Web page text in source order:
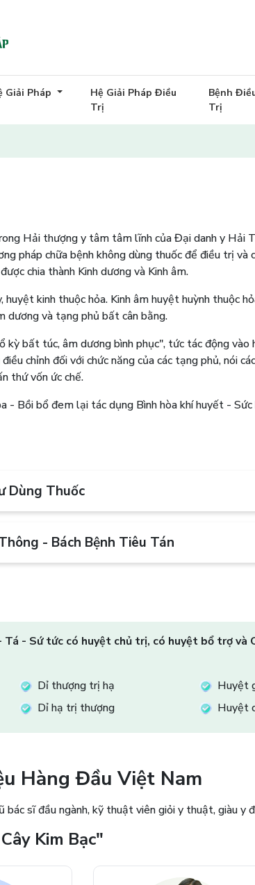
Giải Pháp
Hệ Giải Pháp Điều
Trị
Bệnh
Trị
Hải thượng y tâm tâm lĩnh của Đại danh y Hải
pháp chữa bệnh không dùng thuốc để điều trị và
chia thành Kinh dương và Kinh âm.
kinh thuộc hỏa. Kinh âm huyệt huỳnh thuộc
dương và tạng phủ bất cân bằng.
kỳ bất túc, âm dương bình phục", tức tác động vào
chỉnh đối với chức năng của các tạng phủ, nói
thứ vốn ức chế.
- Bồi bổ đem lại tác dụng Bình hòa khí huyết - Sức
Dùng Thuốc
- Bách Bệnh Tiêu Tán
- Sứ tức có huyệt chủ trị, có huyệt bổ trợ và
Dỉ thượng trị hạ
Huyệt
Dỉ hạ trị thượng Huyệt
Hàng Đầu Việt Nam
sĩ đầu ngành, kỹ thuật viên giỏi y thuật, giàu y
Kim Bạc"